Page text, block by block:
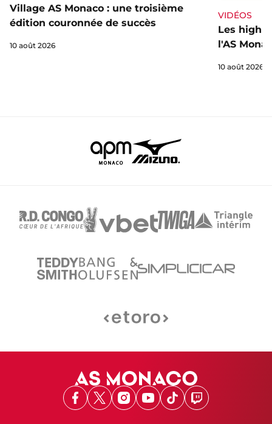
Village AS Monaco : une troisième
édition couronnée de succès
10 août 2026
VIDÉOS
Les
l'AS
10 août 2026
Facebook
X Instagram
Youtube
TikTokTwitch